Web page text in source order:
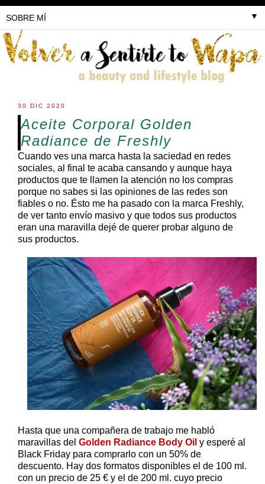
▼
30 DIC 2020
Aceite Corporal Golden
Radiance de Freshly
Cuando ves una marca hasta la saciedad en redes
sociales, al final te acaba cansando y aunque haya
productos que te llamen la atención no los compras
porque no sabes si las opiniones de las redes son
fiables o no. Ésto me ha pasado con la marca Freshly,
de ver tanto envío masivo y que todos sus productos
eran una maravilla dejé de querer probar alguno de
sus productos.
Hasta que una compañera de trabajo me habló
maravillas del Golden Radiance Body Oil y esperé al
Black Friday para comprarlo con un 50% de
descuento. Hay dos formatos disponibles el de 100 ml.
con un precio de 25 € y el de 200 ml. cuyo precio